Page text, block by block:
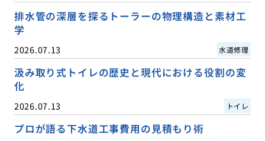
排水管の深層を探るトーラーの物理構造と素材工
学
2026.07.13 水道修理
汲み取り式トイレの歴史と現代における役割の変
化
2026.07.13 トイレ
プロが語る下水道工事費用の見積もり術